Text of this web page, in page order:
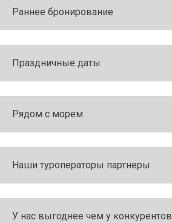
Раннее бронирование
Праздничные даты
Рядом с морем
Наши туроператоры партнеры
У нас выгоднее чем у конкурентов